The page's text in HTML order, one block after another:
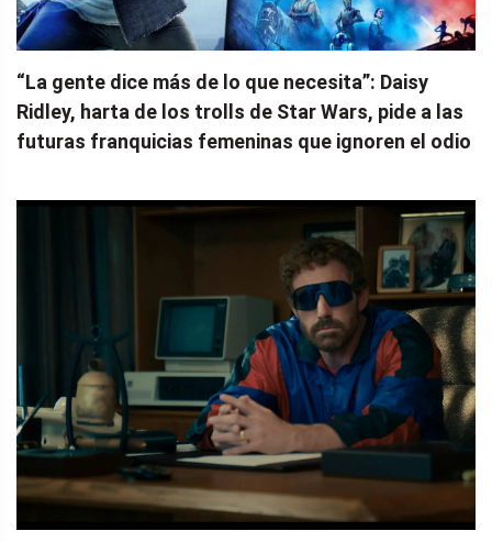
“La gente dice más de lo que necesita”: Daisy
Ridley, harta de los trolls de Star Wars, pide a las
futuras franquicias femeninas que ignoren el odio